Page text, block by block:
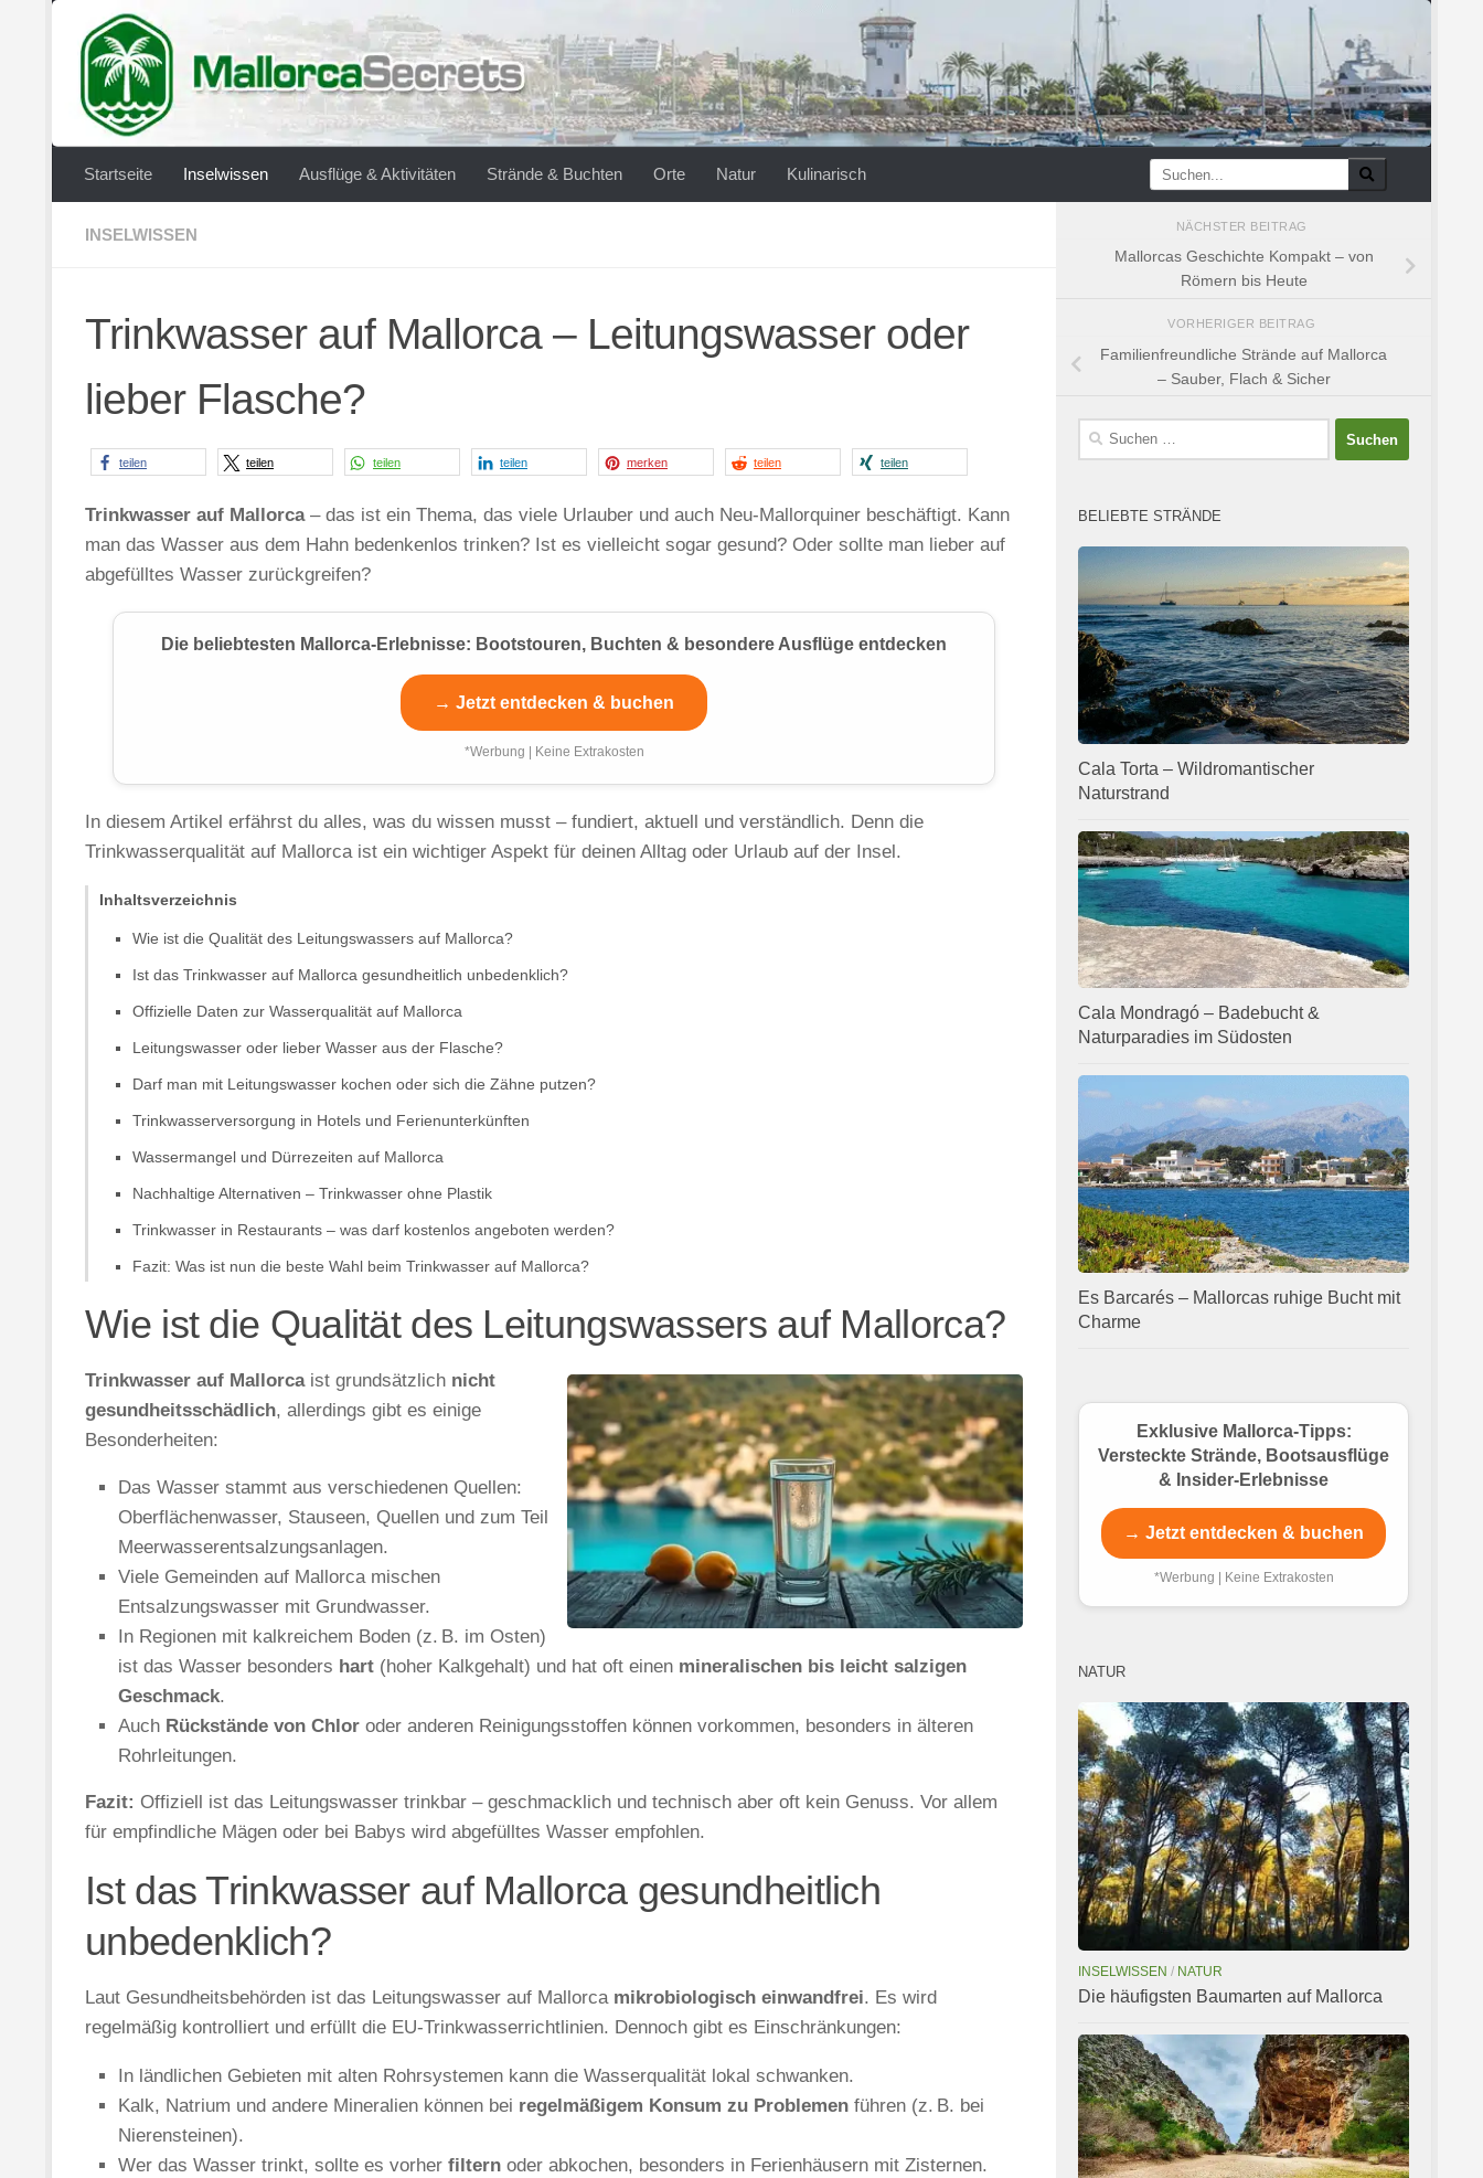
Zum Inhalt springen
Startseite Inselwissen Ausflüge & Aktivitäten Strände & Buchten Orte Natur Kulinarisch
INSELWISSEN
Trinkwasser auf Mallorca – Leitungswasser oder
lieber Flasche?
teilen teilen teilen teilen merken teilen teilen
Trinkwasser auf Mallorca– das ist ein Thema, das viele Urlauber und auch Neu-Mallorquiner beschäftigt. Kann
man das Wasser aus dem Hahn bedenkenlos trinken? Ist es vielleicht sogar gesund? Oder sollte man lieber auf
abgefülltes Wasser zurückgreifen?
Die beliebtesten Mallorca-Erlebnisse: Bootstouren, Buchten & besondere Ausflüge entdecken
→ Jetzt entdecken & buchen
*Werbung | Keine Extrakosten
In diesem Artikel erfährst du alles, was du wissen musst – fundiert, aktuell und verständlich. Denn die
Trinkwasserqualität auf Mallorca ist ein wichtiger Aspekt für deinen Alltag oder Urlaub auf der Insel.
Inhaltsverzeichnis
Wie ist die Qualität des Leitungswassers auf Mallorca?
Ist das Trinkwasser auf Mallorca gesundheitlich unbedenklich?
Offizielle Daten zur Wasserqualität auf Mallorca
Leitungswasser oder lieber Wasser aus der Flasche?
Darf man mit Leitungswasser kochen oder sich die Zähne putzen?
Trinkwasserversorgung in Hotels und Ferienunterkünften
Wassermangel und Dürrezeiten auf Mallorca
Nachhaltige Alternativen – Trinkwasser ohne Plastik
Trinkwasser in Restaurants – was darf kostenlos angeboten werden?
Fazit: Was ist nun die beste Wahl beim Trinkwasser auf Mallorca?
Wie ist die Qualität des Leitungswassers auf Mallorca?
Trinkwasser auf Mallorcaist grundsätzlich nicht
gesundheitsschädlich, allerdings gibt es einige
Besonderheiten:
Das Wasser stammt aus verschiedenen Quellen:
Oberflächenwasser, Stauseen, Quellen und zum Teil
Meerwasserentsalzungsanlagen.
Viele Gemeinden auf Mallorca mischen
Entsalzungswasser mit Grundwasser.
In Regionen mit kalkreichem Boden (z. B. im Osten)
ist das Wasser besonders hart (hoher Kalkgehalt) und hat oft einen mineralischen bis leicht salzigen
Geschmack.
Auch Rückstände von Chlor oder anderen Reinigungsstoffen können vorkommen, besonders in älteren
Rohrleitungen.
Fazit: Offiziell ist das Leitungswasser trinkbar – geschmacklich und technisch aber oft kein Genuss. Vor allem
für empfindliche Mägen oder bei Babys wird abgefülltes Wasser empfohlen.
Ist das Trinkwasser auf Mallorca gesundheitlich
unbedenklich?
Laut Gesundheitsbehörden ist das Leitungswasser auf Mallorca mikrobiologisch einwandfrei. Es wird
regelmäßig kontrolliert und erfüllt die EU-Trinkwasserrichtlinien. Dennoch gibt es Einschränkungen:
In ländlichen Gebieten mit alten Rohrsystemen kann die Wasserqualität lokal schwanken.
Kalk, Natrium und andere Mineralien können bei regelmäßigem Konsum zu Problemen führen (z. B. bei
Nierensteinen).
Wer das Wasser trinkt, sollte es vorher filtern oder abkochen, besonders in Ferienhäusern mit Zisternen.
NÄCHSTER BEITRAG
Mallorcas Geschichte Kompakt – von
Römern bis Heute
VORHERIGER BEITRAG
Familienfreundliche Strände auf Mallorca
– Sauber, Flach & Sicher
Suchen
nach:
BELIEBTE STRÄNDE
Cala Torta – Wildromantischer
Naturstrand
Cala Mondragó – Badebucht &
Naturparadies im Südosten
Es Barcarés – Mallorcas ruhige Bucht mit
Charme
Exklusive Mallorca-Tipps:
Versteckte Strände, Bootsausflüge
& Insider-Erlebnisse
→ Jetzt entdecken & buchen
*Werbung | Keine Extrakosten
NATUR
INSELWISSEN / NATUR
Die häufigsten Baumarten auf Mallorca